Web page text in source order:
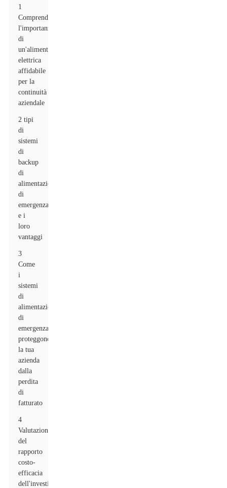
1
Comprendere
l'importanza
di
un'alimentazione
elettrica
affidabile
per la
continuità
aziendale
2 tipi
di
sistemi
di
backup
di
alimentazione
di
emergenza
e i
loro
vantaggi
3
Come
i
sistemi
di
alimentazione
di
emergenza
proteggono
la tua
azienda
dalla
perdita
di
fatturato
4
Valutazione
del
rapporto
costo-
efficacia
dell'investimento